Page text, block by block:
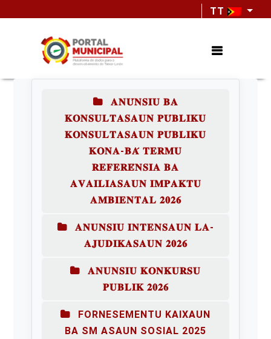
TT
𝐀𝐍𝐔́𝐍𝐒𝐈𝐔 𝐁𝐀
𝐊𝐎𝐍𝐒𝐔𝐋𝐓𝐀𝐒𝐀𝐔𝐍 𝐏𝐔́𝐁𝐋𝐈𝐊𝐔
𝐊𝐎𝐍𝐒𝐔𝐋𝐓𝐀𝐒𝐀𝐔𝐍 𝐏𝐔́𝐁𝐋𝐈𝐊𝐔
𝐊𝐎𝐍𝐀-𝐁𝐀́ 𝐓𝐄𝐑𝐌𝐔
𝐑𝐄𝐅𝐄𝐑𝐄́𝐍𝐒𝐈𝐀 𝐁𝐀
𝐀𝐕𝐀𝐈𝐋𝐈𝐀𝐒𝐀𝐔𝐍 𝐈𝐌𝐏𝐀𝐊𝐓𝐔
𝐀𝐌𝐁𝐈𝐄𝐍𝐓𝐀𝐋 𝟐𝟎𝟐𝟔
𝐀𝐍𝐔𝐍𝐒𝐈𝐔 𝐈𝐍𝐓𝐄𝐍𝐒𝐀𝐔𝐍 𝐋𝐀-
𝐀𝐉𝐔𝐃𝐈𝐊𝐀𝐒𝐀𝐔𝐍 𝟐𝟎𝟐𝟔
𝐀𝐍𝐔𝐍𝐒𝐈𝐔 𝐊𝐎𝐍𝐊𝐔𝐑𝐒𝐔
𝐏𝐔𝐁𝐋𝐈𝐊 𝟐𝟎𝟐𝟔
FORNESEMENTU KAIXAUN
BA SM ASAUN SOSIAL 2025